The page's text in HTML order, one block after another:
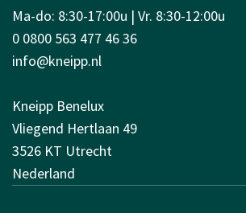
Ma-do: 8:30-17:00u | Vr. 8:30-12:00u
0 0800 563 477 46 36
info@kneipp.nl
Kneipp Benelux
Vliegend Hertlaan 49
3526 KT Utrecht
Nederland